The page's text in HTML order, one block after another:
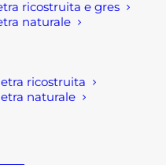
ricostruita e gres
naturale
ricostruita
naturale
riuscissi a
dei dubbi prima di
dalle 09 alle 12
tutto il supporto
procedura di